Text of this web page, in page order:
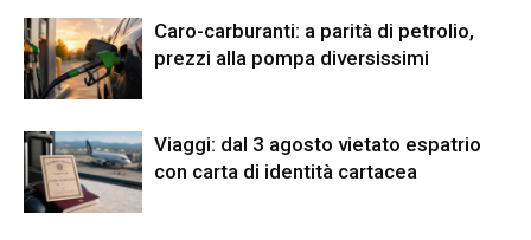
Caro-carburanti: a parità di petrolio,
prezzi alla pompa diversissimi
Viaggi: dal 3 agosto vietato espatrio
con carta di identità cartacea